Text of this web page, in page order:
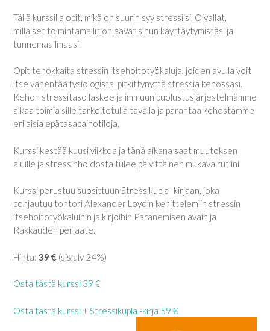
Tällä kurssilla opit, mikä on suurin syy stressiisi. Oivallat,
millaiset toimintamallit ohjaavat sinun käyttäytymistäsi ja
tunnemaailmaasi.
Opit tehokkaita stressin itsehoitotyökaluja, joiden avulla voit
itse vähentää fysiologista, pitkittynyttä stressiä kehossasi.
Kehon stressitaso laskee ja immuunipuolustusjärjestelmämme
alkaa toimia sille tarkoitetulla tavalla ja parantaa kehostamme
erilaisia epätasapainotiloja.
Kurssi kestää kuusi viikkoa ja tänä aikana saat muutoksen
aluille ja stressinhoidosta tulee päivittäinen mukava rutiini.
Kurssi perustuu suosittuun Stressikupla -kirjaan, joka
pohjautuu tohtori Alexander Loydin kehittelemiin stressin
itsehoitotyökaluihin ja kirjoihin Paranemisen avain ja
Rakkauden periaate.
Hinta: 39 € (sis.alv 24%)
Osta tästä kurssi 39 €
Osta tästä kurssi + Stressikupla -kirja 59 €